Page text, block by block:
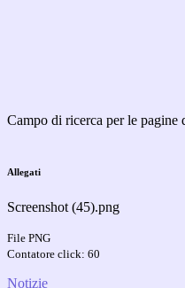
Campo di ricerca per le pagine
Allegati
Screenshot (45).png
File PNG
Contatore click: 60
Notizie